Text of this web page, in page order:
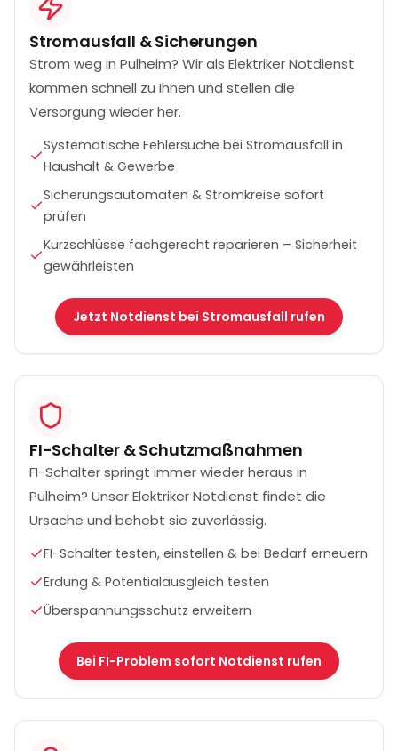
Stromausfall & Sicherungen
Strom weg in Pulheim? Wir als Elektriker Notdienst
kommen schnell zu Ihnen und stellen die
Versorgung wieder her.
Systematische Fehlersuche bei Stromausfall in
Haushalt & Gewerbe
Sicherungsautomaten & Stromkreise sofort
prüfen
Kurzschlüsse fachgerecht reparieren – Sicherheit
gewährleisten
Jetzt Notdienst bei Stromausfall rufen
FI-Schalter & Schutzmaßnahmen
FI-Schalter springt immer wieder heraus in
Pulheim? Unser Elektriker Notdienst findet die
Ursache und behebt sie zuverlässig.
FI-Schalter testen, einstellen & bei Bedarf erneuern
Erdung & Potentialausgleich testen
Überspannungsschutz erweitern
Bei FI-Problem sofort Notdienst rufen